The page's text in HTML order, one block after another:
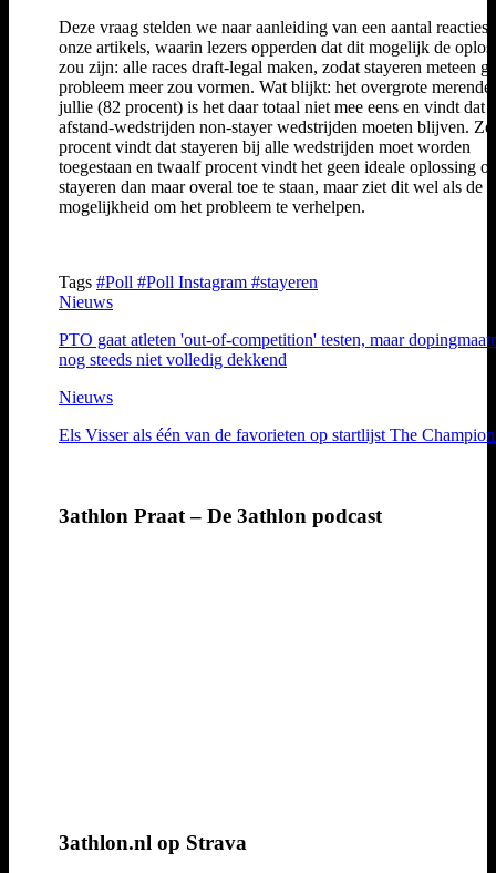
Deze vraag stelden we naar aanleiding van een aantal reacties
onze artikels, waarin lezers opperden dat dit mogelijk de
zou zijn: alle races draft-legal maken, zodat stayeren meteen
probleem meer zou vormen. Wat blijkt: het overgrote
jullie (82 procent) is het daar totaal niet mee eens en vindt dat
afstand-wedstrijden non-stayer wedstrijden moeten blijven.
procent vindt dat stayeren bij alle wedstrijden moet worden
toegestaan en twaalf procent vindt het geen ideale oplossing
stayeren dan maar overal toe te staan, maar ziet dit wel als de
mogelijkheid om het probleem te verhelpen.
Tags #Poll #Poll Instagram #stayeren
Nieuws
PTO gaat atleten 'out-of-competition' testen, maar
nog steeds niet volledig dekkend
Nieuws
Els Visser als één van de favorieten op startlijst The
3athlon Praat – De 3athlon podcast
3athlon.nl op Strava